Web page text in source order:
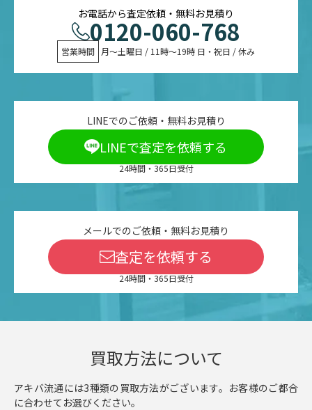
お電話から査定依頼・無料お見積り
0120-060-768
営業時間 月〜土曜日 / 11時〜19時 日・祝日 / 休み
LINEでのご依頼・無料お見積り
LINEで査定を依頼する
24時間・365日受付
メールでのご依頼・無料お見積り
査定を依頼する
24時間・365日受付
買取方法について
アキバ流通には3種類の買取方法がございます。お客様のご都合
に合わせてお選びください。